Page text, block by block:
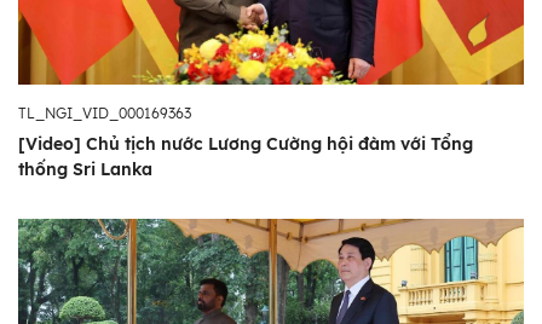
TL_NGI_VID_000169363
[Video] Chủ tịch nước Lương Cường hội đàm với Tổng
thống Sri Lanka